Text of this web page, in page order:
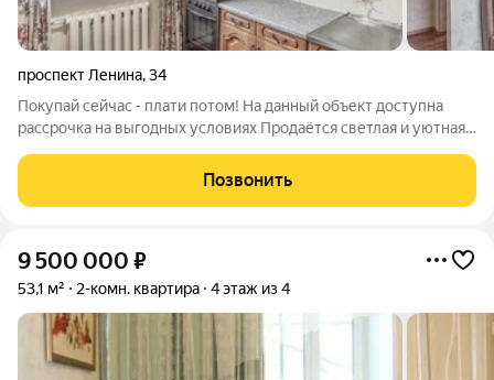
проспект Ленина,34
Покупай сейчас - плати потом! На данный объект доступна
рассрочка на выгодных условиях Продаётся светлая и уютная
Позвонить
9 500 000 ₽
53,1 м² 2-комн. квартира 4 этаж из 4